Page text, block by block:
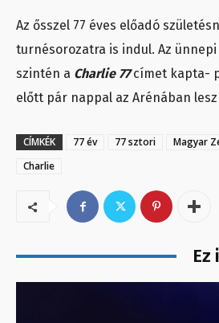
Az ősszel 77 éves előadó
turnésorozatra is indul. Az
szintén a Charlie 77címet kapta-
előtt pár nappal az Arénában
CÍMKÉK 77 év 77 sztori Magyar
Charlie
Ez